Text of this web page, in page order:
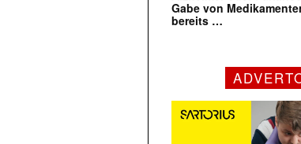
Gabe von
bereits …